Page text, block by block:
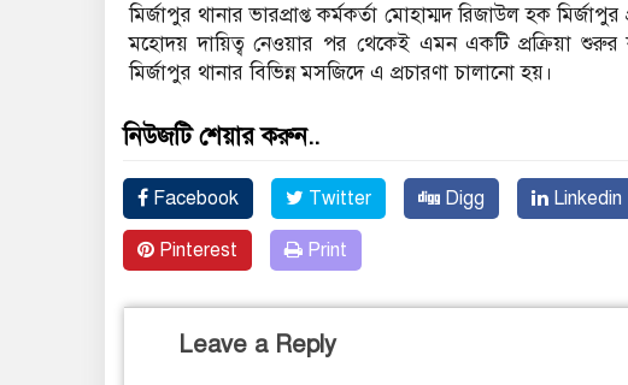
মির্জাপুর থানার ভারপ্রাপ্ত কর্মকর্তা মোহাম্মদ রিজাউল হক
মহোদয় দায়িত্ব নেওয়ার পর থেকেই এমন একটি প্রক্রিয়া
মির্জাপুর থানার বিভিন্ন মসজিদে এ প্রচারণা চালানো হয়।
নিউজটি শেয়ার করুন..
Facebook Twitter Digg Linkedin
Pinterest Print
Leave a Reply